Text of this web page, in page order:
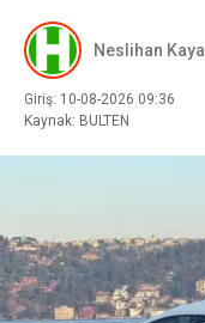
Neslihan Kaya
Giriş: 10-08-2026 09:36
Kaynak: BULTEN